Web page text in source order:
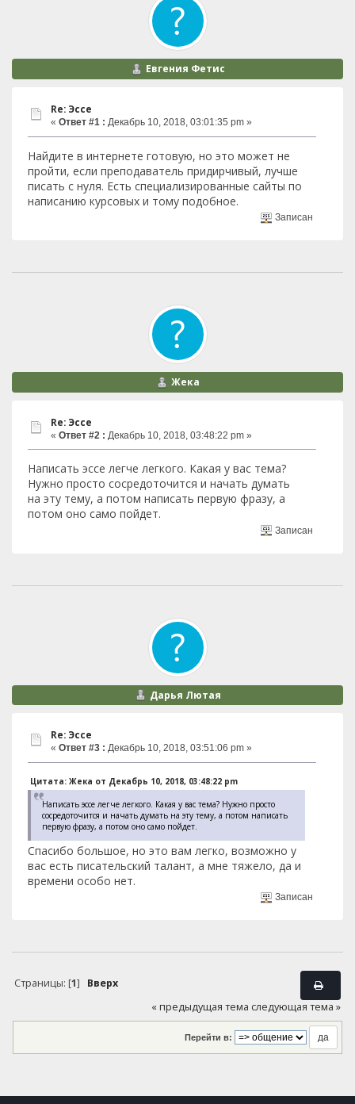
Евгения Фетис
Re: Эссе
« Ответ #1 : Декабрь 10, 2018, 03:01:35 pm »
Найдите в интернете готовую, но это может не
пройти, если преподаватель придирчивый, лучше
писать с нуля. Есть специализированные сайты по
написанию курсовых и тому подобное.
Записан
Жека
Re: Эссе
« Ответ #2 : Декабрь 10, 2018, 03:48:22 pm »
Написать эссе легче легкого. Какая у вас тема?
Нужно просто сосредоточится и начать думать
на эту тему, а потом написать первую фразу, а
потом оно само пойдет.
Записан
Дарья Лютая
Re: Эссе
« Ответ #3 : Декабрь 10, 2018, 03:51:06 pm »
Цитата: Жека от Декабрь 10, 2018, 03:48:22 pm
Написать эссе легче легкого. Какая у вас тема? Нужно просто
сосредоточится и начать думать на эту тему, а потом написать
первую фразу, а потом оно само пойдет.
Спасибо большое, но это вам легко, возможно у
вас есть писательский талант, а мне тяжело, да и
времени особо нет.
Записан
Страницы: [1] Вверх
« предыдущая тема следующая тема »
Перейти в: